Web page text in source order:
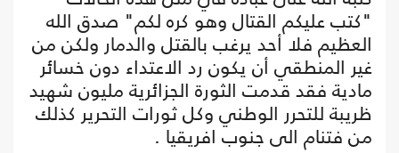
"كتب عليكم القتال وهو كره لكم" صدق الله
العظيم فلا أحد يرغب بالقتل والدمار ولكن من
غير المنطقي أن يكون رد الاعتداء دون خسائر
مادية فقد قدمت الثورة الجزائرية مليون شهيد
ظريبة للتحرر الوطني وكل ثورات التحرير كذلك
من فتنام الى جنوب افريقيا .